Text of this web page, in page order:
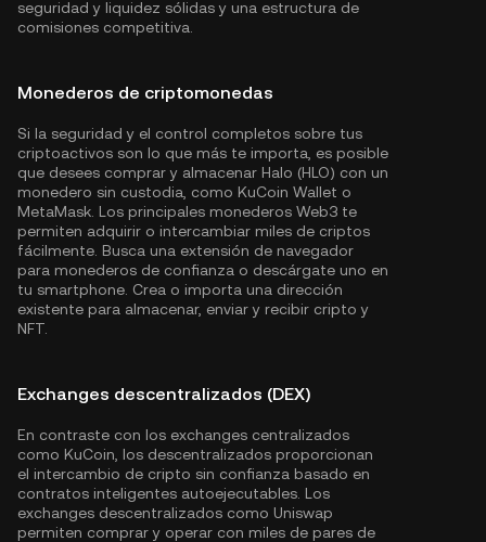
seguridad y liquidez sólidas y una estructura de
comisiones competitiva.
Monederos de criptomonedas
Si la seguridad y el control completos sobre tus
criptoactivos son lo que más te importa, es posible
que desees comprar y almacenar Halo (HLO) con un
monedero sin custodia, como KuCoin Wallet o
MetaMask. Los principales monederos Web3 te
permiten adquirir o intercambiar miles de criptos
fácilmente. Busca una extensión de navegador
para monederos de confianza o descárgate uno en
tu smartphone. Crea o importa una dirección
existente para almacenar, enviar y recibir cripto y
NFT.
Exchanges descentralizados (DEX)
En contraste con los exchanges centralizados
como KuCoin, los descentralizados proporcionan
el intercambio de cripto sin confianza basado en
contratos inteligentes autoejecutables. Los
exchanges descentralizados como Uniswap
permiten comprar y operar con miles de pares de